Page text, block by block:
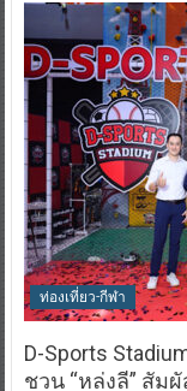
ท่องเที่ยว-กีฬา
D-Sports
ชวน “หล่งลี” สัม